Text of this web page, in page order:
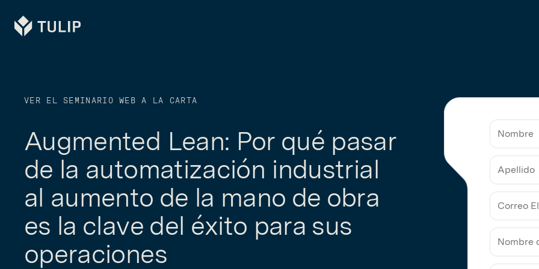
Tulip
Nombre
Apellido
Correo
de
VER EL SEMINARIO WEB A LA CARTA
Augmented Lean: Por qué pasar
de la automatización industrial
al aumento de la mano de obra
es la clave del éxito para sus
operaciones